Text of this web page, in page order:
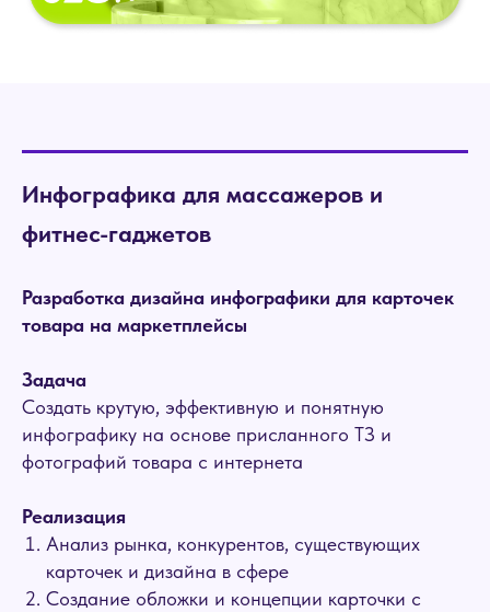
Инфографика для массажеров и
фитнес-гаджетов
Разработка дизайна инфографики для карточек
товара на маркетплейсы
Задача
Создать крутую, эффективную и понятную
инфографику на основе присланного ТЗ и
фотографий товара с интернета
Реализация
Анализ рынка, конкурентов, существующих
карточек и дизайна в сфере
Создание обложки и концепции карточки с